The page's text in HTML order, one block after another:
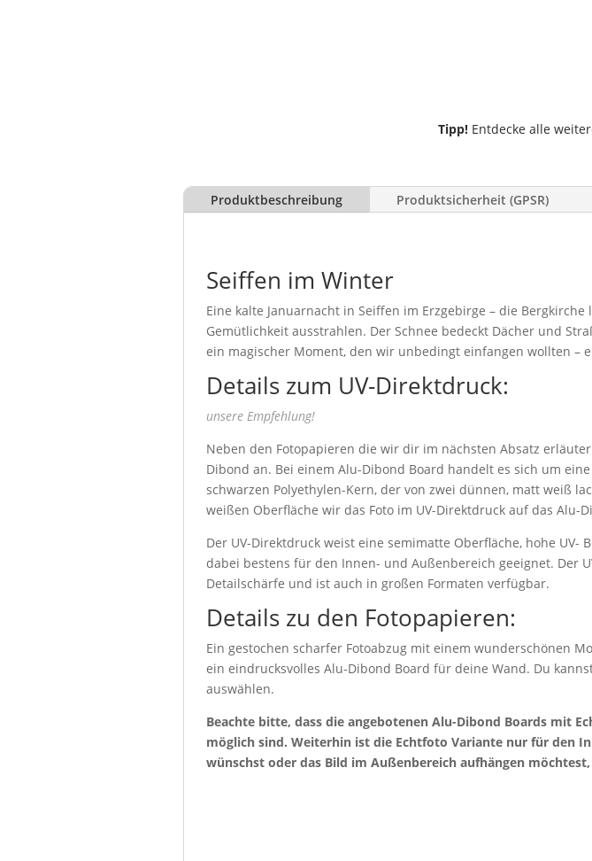
Tipp!Entdecke alle
Produktbeschreibung Produktsicherheit (GPSR)
Seiffen im Winter
Eine kalte Januarnacht in Seiffen im Erzgebirge – die
Gemütlichkeit ausstrahlen. Der Schnee bedeckt Dächer und
ein magischer Moment, den wir unbedingt einfangen wollten –
Details zum UV-Direktdruck:
unsere Empfehlung!
Neben den Fotopapieren die wir dir im nächsten Absatz
Dibond an. Bei einem Alu-Dibond Board handelt es sich um
schwarzen Polyethylen-Kern, der von zwei dünnen, matt weiß
weißen Oberfläche wir das Foto im UV-Direktdruck auf das Alu-
Der UV-Direktdruck weist eine semimatte Oberfläche, hohe
dabei bestens für den Innen- und Außenbereich geeignet. Der
Detailschärfe und ist auch in großen Formaten verfügbar.
Details zu den Fotopapieren:
Ein gestochen scharfer Fotoabzug mit einem wunderschönen
ein eindrucksvolles Alu-Dibond Board für deine Wand. Du
auswählen.
Beachte bitte, dass die angebotenen Alu-Dibond Boards mit
möglich sind. Weiterhin ist die Echtfoto Variante nur für den
wünschst oder das Bild im Außenbereich aufhängen